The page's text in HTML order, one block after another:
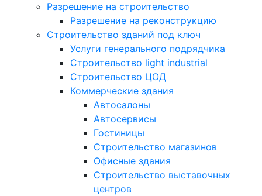
Разрешение на строительство
Разрешение на реконструкцию
Строительство зданий под ключ
Услуги генерального подрядчика
Строительство light industrial
Строительство ЦОД
Коммерческие здания
Автосалоны
Автосервисы
Гостиницы
Строительство магазинов
Офисные здания
Строительство выставочных
центров